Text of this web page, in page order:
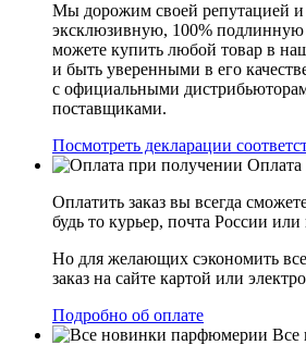
Мы дорожим своей репутацией и
эксклюзивную, 100%
можете купить любой товар в
и быть уверенными в его
с официальными
поставщиками.
Посмотреть декларации
Оплата
Оплатить заказ вы всегда
будь то курьер, почта России
Но для желающих сэкономить
заказ на сайте картой или
Подробно об оплате
Все